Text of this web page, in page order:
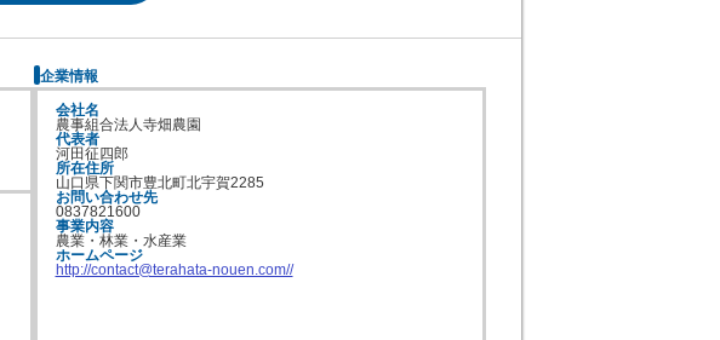
企業情報
会社名
農事組合法人寺畑農園
代表者
河田征四郎
所在住所
山口県下関市豊北町北宇賀2285
お問い合わせ先
0837821600
事業内容
農業・林業・水産業
ホームページ
http://contact@terahata-nouen.com//